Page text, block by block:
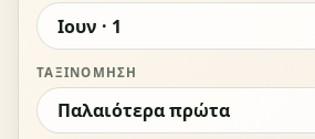
ΤΑΞΙΝΌΜΗΣΗ